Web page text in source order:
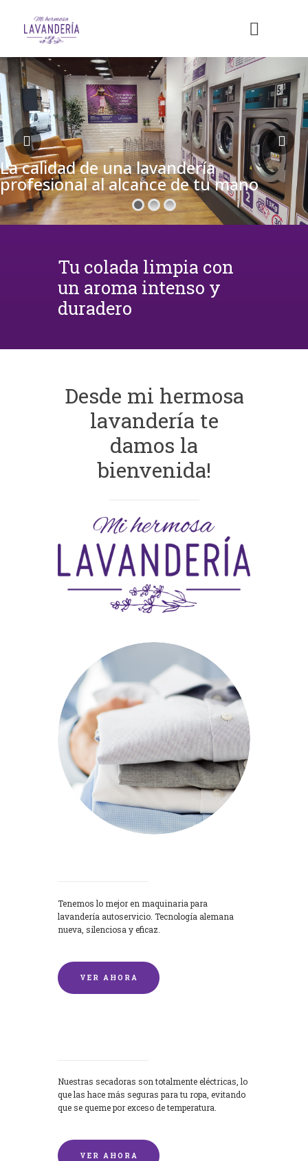
La calidad de una lavandería
profesional al alcance de tu mano
Tu colada limpia con
un aroma intenso y
duradero
Desde mi hermosa
lavandería te
damos la
bienvenida!
Tenemos lo mejor en maquinaria para
lavandería autoservicio. Tecnología alemana
nueva, silenciosa y eficaz.
VER AHORA
Nuestras secadoras son totalmente eléctricas, lo
que las hace más seguras para tu ropa, evitando
que se queme por exceso de temperatura.
VER AHORA